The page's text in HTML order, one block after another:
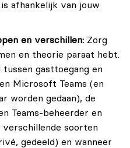
afhankelijk van jouw
en verschillen: Zorg
en theorie paraat hebt.
gasttoegang en
Microsoft Teams (en
worden gedaan), de
Teams-beheerder en
verschillende soorten
gedeeld) en wanneer